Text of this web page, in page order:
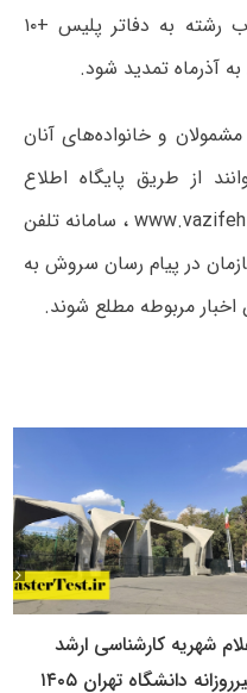
همراه داشتن برگ مجاز به انتخاب رشته به دفاتر پلیس +۱۰
آذرماه تمدید شود.
و خانواده‌های آنان
از طریق پایگاه اطلاع
رسانی سازمان به نشانی www.vazifeh.police.ir ، سامانه تلفن
و یا کانال سازمان در پیام رسان سروش به
شهریه کارشناسی ارشد
دانشگاه تهران ۱۴۰۵